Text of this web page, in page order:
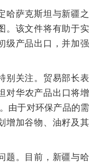
哈萨克斯坦与新疆之
。该文件将有助于实
级产品出口，并加强
别关注。贸易部长表
对华农产品出口将增
由于对环保产品的需
增加谷物、油籽及其
题。目前，新疆与哈